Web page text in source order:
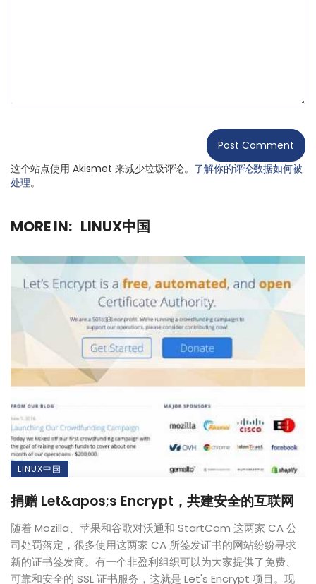
这个站点使用 Akismet 来减少垃圾评论。 了解你的评论数据如何被
处理。
MORE IN: LINUX中国
LINUX中国
捐赠 Let&apos;s Encrypt，共建安全的互联网
随着 Mozilla、苹果和谷歌对沃通和 StartCom 这两家 CA 公
司处罚落定，很多使用这两家 CA 所签发证书的网站纷纷寻求
新的证书签发商。有一个非盈利组织可以为大家提供了免费、
可靠和安全的 SSL 证书服务，这就是 Let's Encrypt 项目。现